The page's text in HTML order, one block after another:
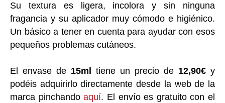
Su textura es ligera, incolora y sin ninguna
fragancia y su aplicador muy cómodo e higiénico.
Un básico a tener en cuenta para ayudar con esos
pequeños problemas cutáneos.
El envase de 15ml tiene un precio de 12,90€ y
podéis adquirirlo directamente desde la web de la
marca pinchandoaquí. El envío es gratuito con el